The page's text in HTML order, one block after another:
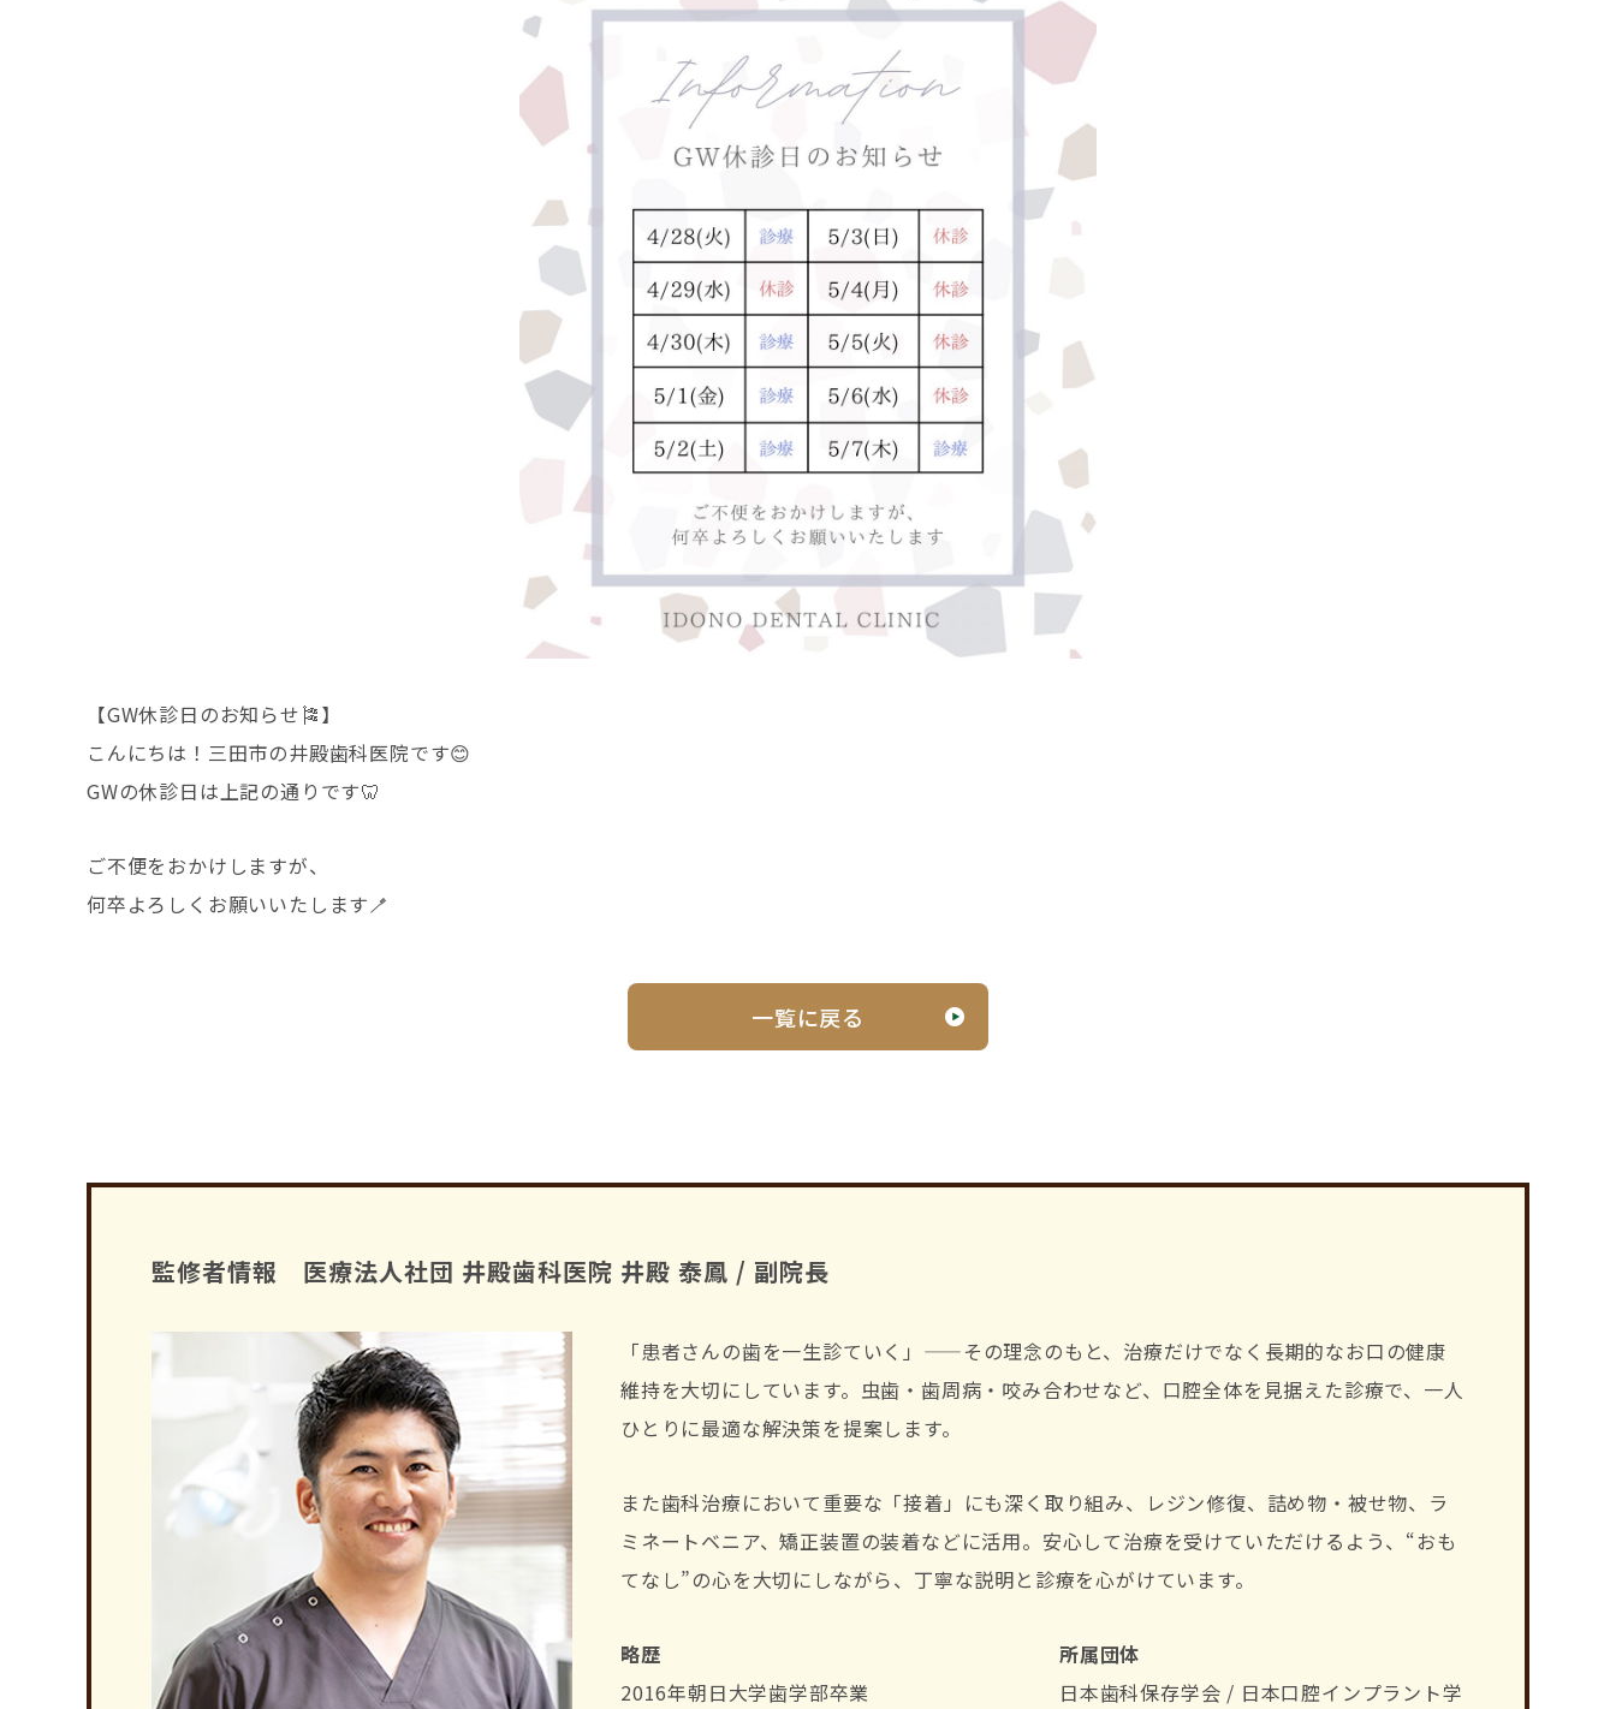
【GW休診日のお知らせ🎏】
こんにちは！三田市の井殿歯科医院です😊
GWの休診日は上記の通りです🦷
ご不便をおかけしますが、
何卒よろしくお願いいたします🪥
一覧に戻る
監修者情報 医療法人社団 井殿歯科医院 井殿 泰鳳 / 副院長
「患者さんの歯を一生診ていく」——その理念のもと、治療だけでなく長期的なお口の健康
維持を大切にしています。虫歯・歯周病・咬み合わせなど、口腔全体を見据えた診療で、一人
ひとりに最適な解決策を提案します。
また歯科治療において重要な「接着」にも深く取り組み、レジン修復、詰め物・被せ物、ラ
ミネートベニア、矯正装置の装着などに活用。安心して治療を受けていただけるよう、“おも
てなし”の心を大切にしながら、丁寧な説明と診療を心がけています。
略歴
2016年朝日大学歯学部卒業
所属団体
日本歯科保存学会 / 日本口腔インプラント学